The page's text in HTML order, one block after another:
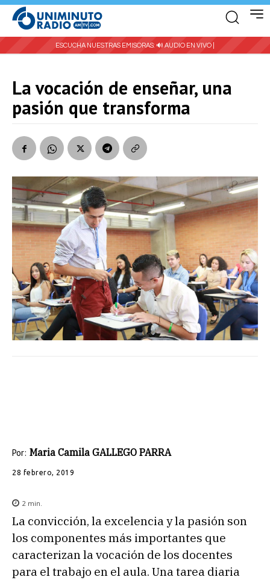
ESCUCHA NUESTRAS EMISORAS: 🔊 AUDIO EN VIVO |
La vocación de enseñar, una
pasión que transforma
Por: Maria Camila GALLEGO PARRA
28 febrero, 2019
2 min.
La convicción, la excelencia y la pasión son
los componentes más importantes que
caracterizan la vocación de los docentes
para el trabajo en el aula. Una tarea diaria